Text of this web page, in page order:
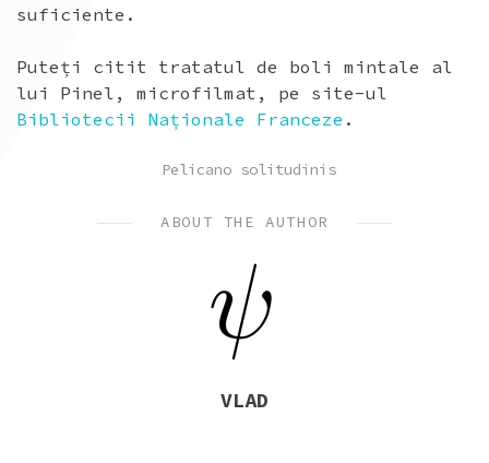
suficiente.
Puteți citit tratatul de boli mintale al
lui Pinel, microfilmat, pe site-ul
Bibliotecii Naționale Franceze .
POSTED
Pelicano solitudinis
ABOUT THE AUTHOR
VLAD